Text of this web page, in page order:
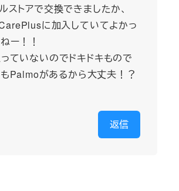
ストアで交換できましたか、
に加入していてよかっ
ー！！
ていないのでドキドキもので
Palmoがあるから大丈夫！？
返信